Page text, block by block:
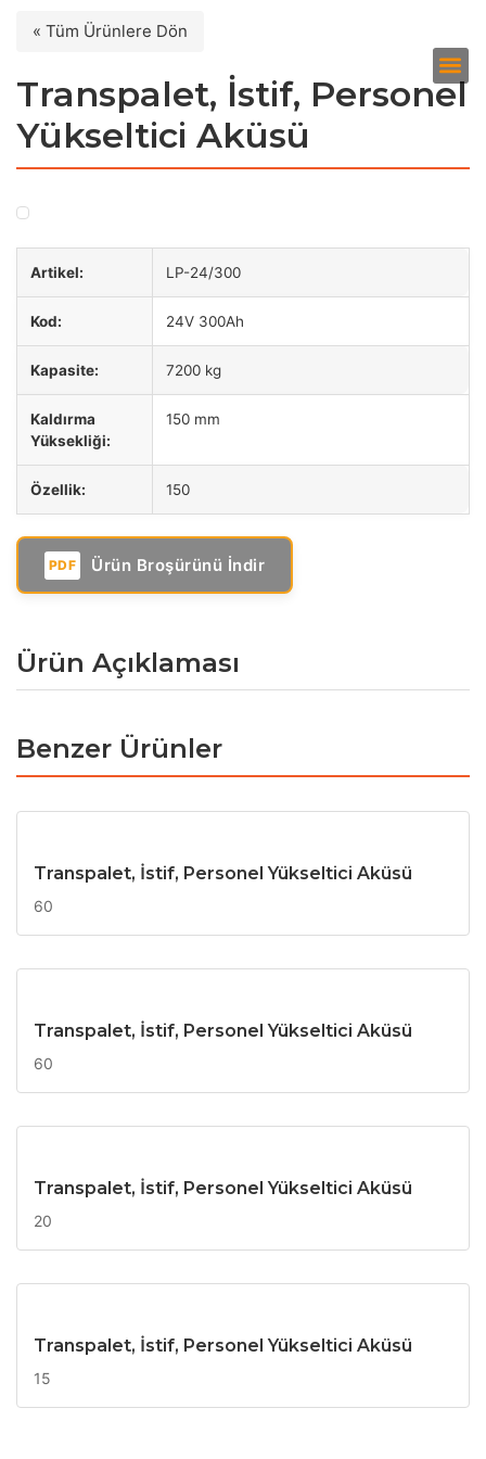
« Tüm Ürünlere Dön
Transpalet, İstif, Personel
Yükseltici Aküsü
Artikel: LP-24/300
Kod: 24V 300Ah
Kapasite: 7200 kg
Kaldırma
Yüksekliği:
150 mm
Özellik: 150
PDF Ürün Broşürünü İndir
Ürün Açıklaması
Benzer Ürünler
Transpalet, İstif, Personel Yükseltici Aküsü
60
Transpalet, İstif, Personel Yükseltici Aküsü
60
Transpalet, İstif, Personel Yükseltici Aküsü
20
Transpalet, İstif, Personel Yükseltici Aküsü
15